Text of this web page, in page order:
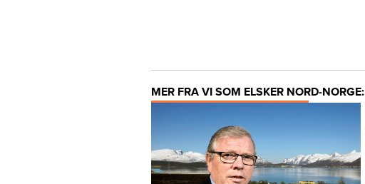
MER FRA VI SOM ELSKER NORD-NORGE: